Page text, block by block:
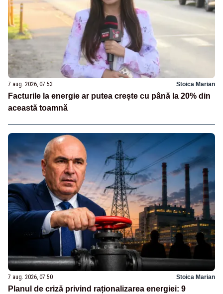
7 aug. 2026, 07:53 Stoica Marian
Facturile la energie ar putea crește cu până la 20% din
această toamnă
7 aug. 2026, 07:50 Stoica Marian
Planul de criză privind raționalizarea energiei: 9